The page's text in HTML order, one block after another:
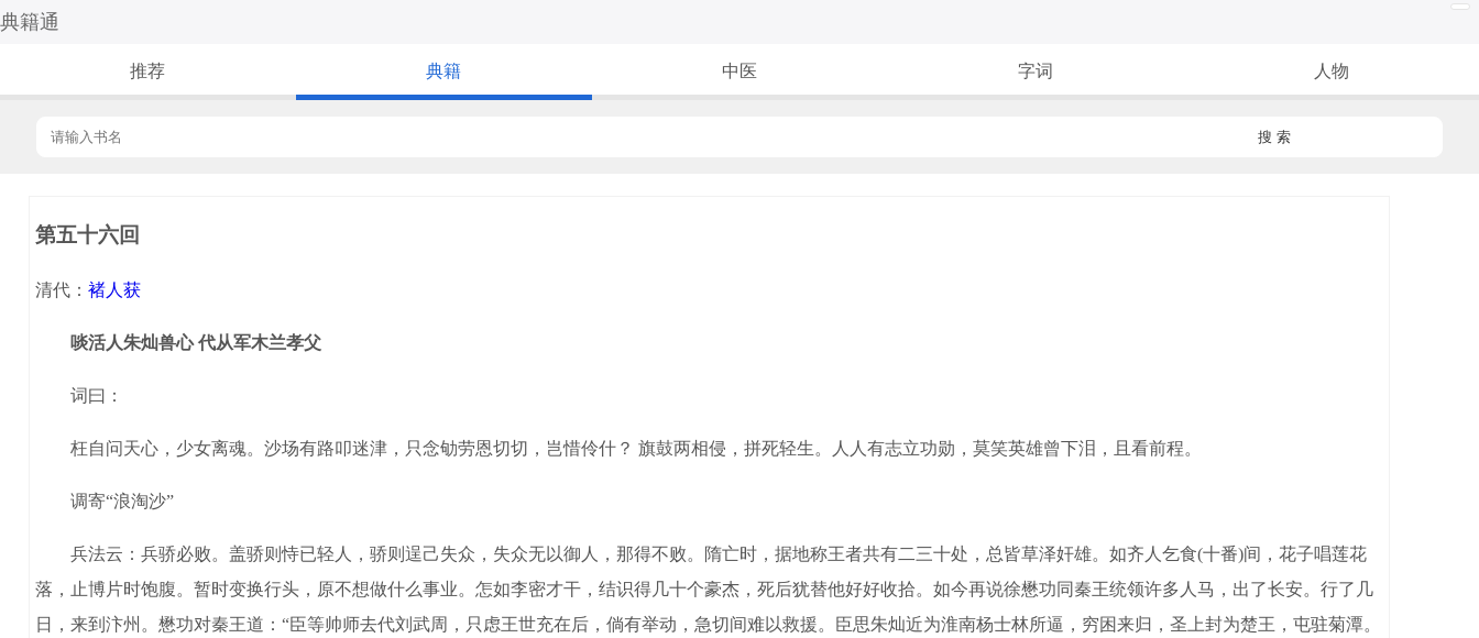
典籍通
推荐 典籍 中医 字词 人物
搜 索
第五十六回
清代： 褚人获
啖活人朱灿兽心 代从军木兰孝父
词曰：
枉自问天心，少女离魂。沙场有路叩迷津，只念劬劳恩切切，岂惜伶什？ 旗鼓两相侵，拼死轻生。人人有志立功勋，莫笑英雄曾下泪，且看前程。
调寄“浪淘沙”
兵法云：兵骄必败。盖骄则恃已轻人，骄则逞己失众，失众无以御人，那得不败。隋亡时，据地称王者共有二三十处，总皆草泽奸雄。如齐人乞食(十番)间，花子唱莲花
落，止博片时饱腹。暂时变换行头，原不想做什么事业。怎如李密才干，结识得几十个豪杰，死后犹替他好好收拾。如今再说徐懋功同秦王统领许多人马，出了长安。行了几
日，来到汴州。懋功对秦王道：“臣等帅师去代刘武周，只虑王世充在后，倘有举动，急切间难以救援。臣思朱灿近为淮南杨士林所逼，穷困来归，圣上封为楚王，屯驻菊潭。